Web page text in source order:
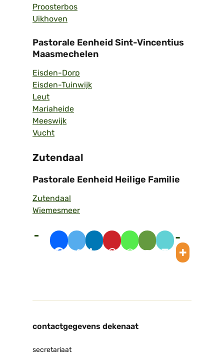
Proosterbos
Uikhoven
Pastorale Eenheid Sint-Vincentius
Maasmechelen
Eisden-Dorp
Eisden-Tuinwijk
Leut
Mariaheide
Meeswijk
Vucht
Zutendaal
Pastorale Eenheid Heilige Familie
Zutendaal
Wiemesmeer
contactgegevens dekenaat
secretariaat